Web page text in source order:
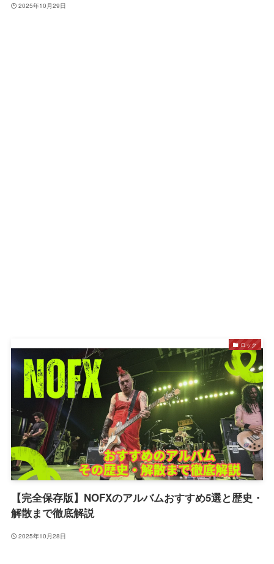
2025年10月29日
ロック
【完全保存版】NOFXのアルバムおすすめ5選と歴史・
解散まで徹底解説
2025年10月28日